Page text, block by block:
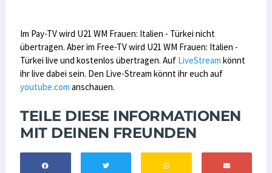
Im Pay-TV wird U21 WM Frauen: Italien - Türkei nicht
übertragen. Aber im Free-TV wird U21 WM Frauen: Italien -
Türkei live und kostenlos übertragen. Auf LiveStream könnt
ihr live dabei sein. Den Live-Stream könnt ihr euch auf
youtube.com anschauen.
TEILE DIESE INFORMATIONEN
MIT DEINEN FREUNDEN